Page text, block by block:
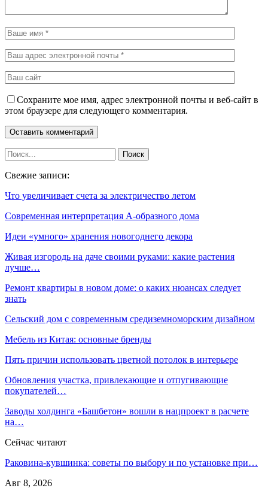
Сохраните мое имя, адрес электронной почты и веб-сайт в
этом браузере для следующего комментария.
Свежие записи:
Что увеличивает счета за электричество летом
Современная интерпретация А-образного дома
Идеи «умного» хранения новогоднего декора
Живая изгородь на даче своими руками: какие растения
лучше…
Ремонт квартиры в новом доме: о каких нюансах следует
знать
Сельский дом с современным средиземноморским дизайном
Мебель из Китая: основные бренды
Пять причин использовать цветной потолок в интерьере
Обновления участка, привлекающие и отпугивающие
покупателей…
Заводы холдинга «Башбетон» вошли в нацпроект в расчете
на…
Сейчас читают
Раковина-кувшинка: советы по выбору и по установке при…
Авг 8, 2026